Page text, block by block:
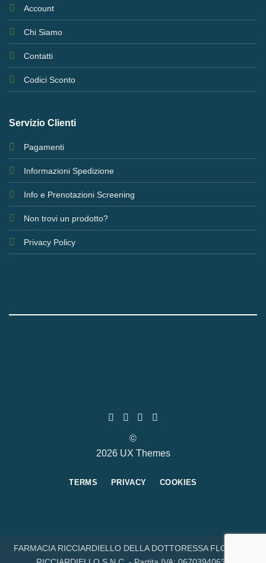
Account
Chi Siamo
Contatti
Codici Sconto
Servizio Clienti
Pagamenti
Informazioni Spedizione
Info e Prenotazioni Screening
Non trovi un prodotto?
Privacy Policy
©
2026 UX Themes
TERMS PRIVACY COOKIES
FARMACIA RICCIARDIELLO DELLA DOTTORESSA FLORINDA